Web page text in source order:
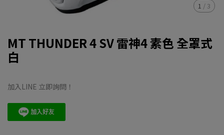
1 / 3
MT THUNDER 4 SV 雷神4 素色 全罩式
白
加入LINE 立即詢問！